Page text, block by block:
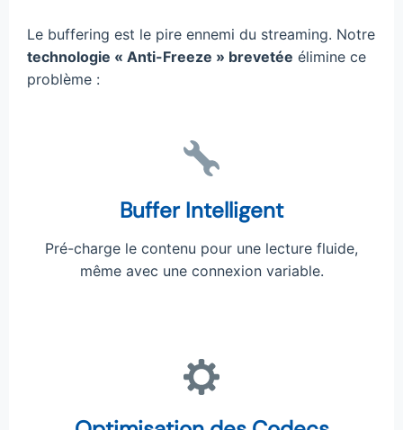
Le buffering est le pire ennemi du streaming. Notre
technologie « Anti-Freeze » brevetée élimine ce
problème :
Buffer Intelligent
Pré-charge le contenu pour une lecture fluide,
même avec une connexion variable.